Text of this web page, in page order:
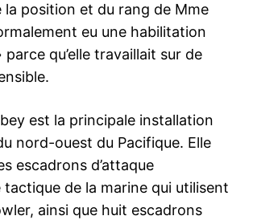
l’auteur
ont
un
âgé de
de la
Burkina Faso : Le sentiment
pro-russe gagne du terrain
après le coup d’État
«Non, nous ne voulons plus
de la France. Nous voulons
être défendus par la Russie»
ont scandé des manifestants
la position et du rang de Mme
eu une habilitation
qu’elle travaillait sur de
est la principale installation
nord-ouest du Pacifique. Elle
escadrons d’attaque
tactique de la marine qui utilisent
ainsi que huit escadrons